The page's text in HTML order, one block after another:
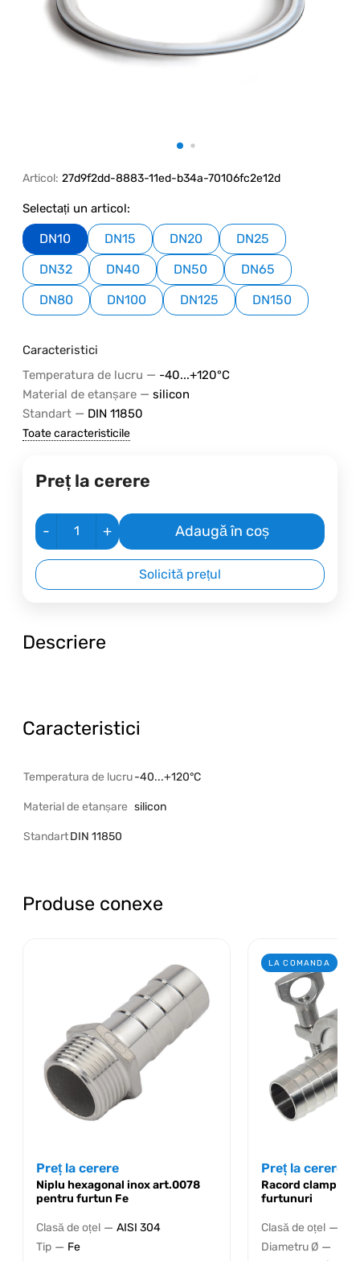
Articol: 27d9f2dd-8883-11ed-b34a-70106fc2e12d
Selectați un articol:
DN10 DN15 DN20
DN25
DN32
DN40 DN50
DN65
DN80
DN100 DN125 DN150
Caracteristici
Temperatura de lucru — -40...+120°C
Material de etanșare — silicon
Standart — DIN 11850
Toate caracteristicile
Preț la cerere
- + Adaugă în coș
Solicită prețul
Descriere
Caracteristici
Temperatura de lucru-40...+120°C
Material de etanșare silicon
StandartDIN 11850
Produse conexe
Preț la cerere
Niplu hexagonal inox art.0078
pentru furtun Fe
Clasă de oțel — AISI 304
Tip — Fe
LA COMANDA
Preț la cerere
Racord clamp
furtunuri
Clasă de oțel —
Diametru Ø —